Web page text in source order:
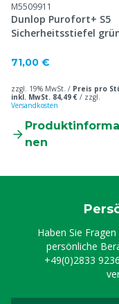
M5509911
Dunlop Purofort+ S5
Sicherheitsstiefel
71,00 €
zzgl. 19% MwSt. / Preis pro
inkl. MwSt. 84,49 € / zzgl.
Versandkosten
nen
Haben Sie
persönliche
+49(0)2833